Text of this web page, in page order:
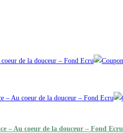
– Au coeur de la douceur – Fond Ecru